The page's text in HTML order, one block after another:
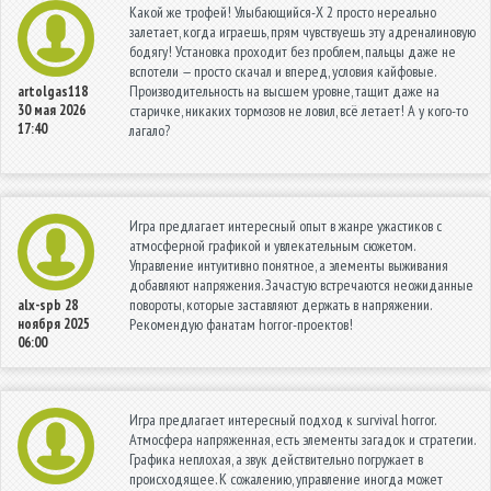
artolgas118
30 мая 2026
17:40
Какой же трофей! Улыбающийся-X 2 просто нереально
залетает, когда играешь, прям чувствуешь эту адреналиновую
бодягу! Установка проходит без проблем, пальцы даже не
вспотели — просто скачал и вперед, условия кайфовые.
Производительность на высшем уровне, тащит даже на
старичке, никаких тормозов не ловил, всё летает! А у кого-то
лагало?
alx-spb 28
ноября 2025
06:00
Игра предлагает интересный опыт в жанре ужастиков с
атмосферной графикой и увлекательным сюжетом.
Управление интуитивно понятное, а элементы выживания
добавляют напряжения. Зачастую встречаются неожиданные
повороты, которые заставляют держать в напряжении.
Рекомендую фанатам horror-проектов!
Игра предлагает интересный подход к survival horror.
Атмосфера напряженная, есть элементы загадок и стратегии.
Графика неплохая, а звук действительно погружает в
происходящее. К сожалению, управление иногда может